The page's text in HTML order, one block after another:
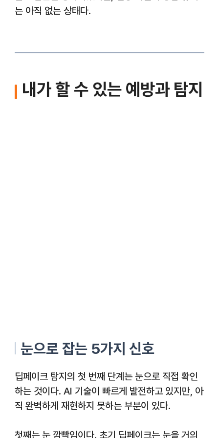
는 아직 없는 상태다.
내가 할 수 있는 예방과 탐지
눈으로 잡는 5가지 신호
딥페이크 탐지의 첫 번째 단계는 눈으로 직접 확인
하는 것이다. AI 기술이 빠르게 발전하고 있지만, 아
직 완벽하게 재현하지 못하는 부분이 있다.
첫째는 눈 깜빡임이다. 초기 딥페이크는 눈을 거의